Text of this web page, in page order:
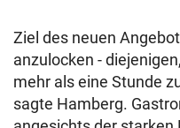
Ziel des neuen
anzulocken -
mehr als eine Stunde
sagte Hamberg.